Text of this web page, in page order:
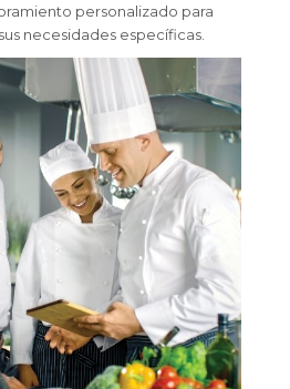
personalizado para
necesidades específicas.